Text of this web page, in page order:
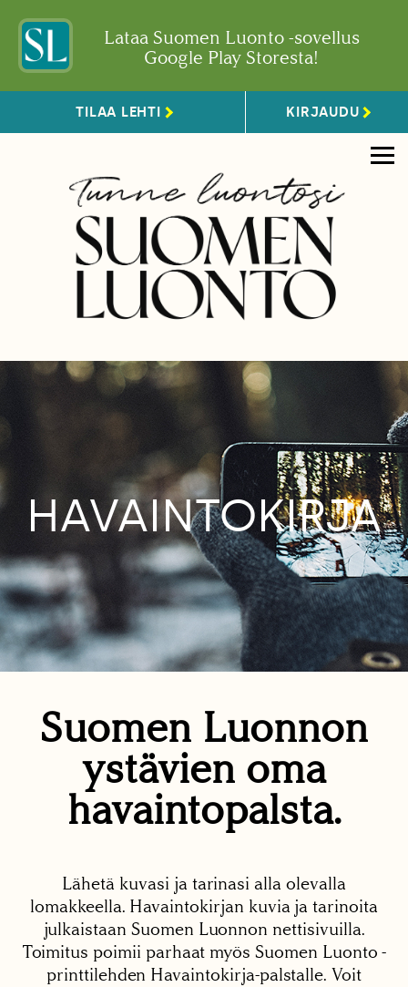
Lataa Suomen Luonto -sovellus
Google Play Storesta!
TILAA LEHTI KIRJAUDU
HAVAINTOKIRJA
Suomen Luonnon
ystävien oma
havaintopalsta.
Lähetä kuvasi ja tarinasi alla olevalla
lomakkeella. Havaintokirjan kuvia ja tarinoita
julkaistaan Suomen Luonnon nettisivuilla.
Toimitus poimii parhaat myös Suomen Luonto -
printtilehden Havaintokirja-palstalle. Voit